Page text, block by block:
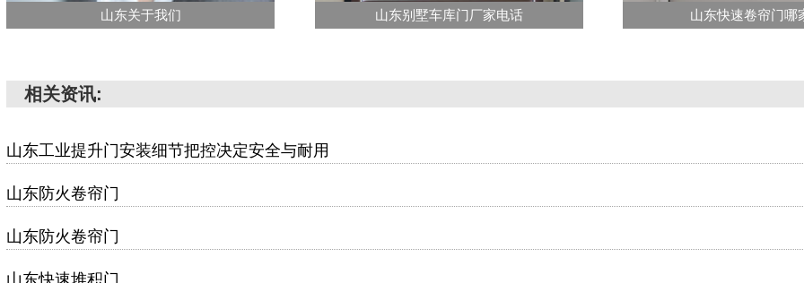
山东关于我们 山东别墅车库门厂家电话 山东快速卷帘门哪
相关资讯:
山东工业提升门安装细节把控决定安全与耐用
山东防火卷帘门
山东防火卷帘门
山东快速堆积门